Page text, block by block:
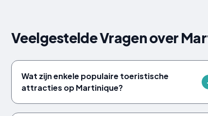
Veelgestelde Vragen over
Wat zijn enkele populaire toeristische
attracties op Martinique?